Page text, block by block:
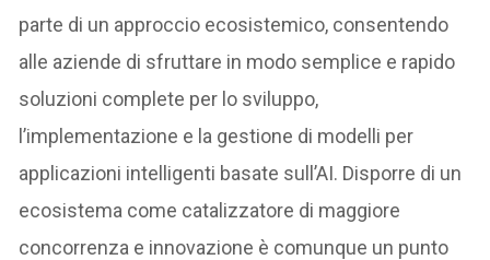
parte di un approccio ecosistemico, consentendo
alle aziende di sfruttare in modo semplice e rapido
soluzioni complete per lo sviluppo,
l’implementazione e la gestione di modelli per
applicazioni intelligenti basate sull’AI. Disporre di un
ecosistema come catalizzatore di maggiore
concorrenza e innovazione è comunque un punto